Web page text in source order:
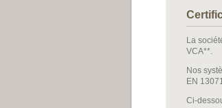
La
VCA**.
Nos
EN
Ci-